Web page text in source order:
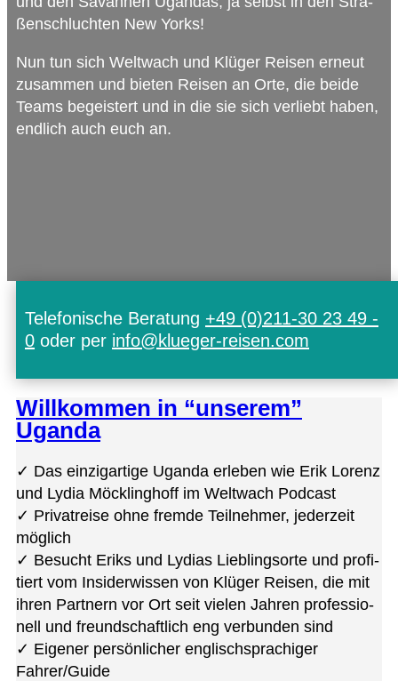
ßen­schluch­ten New Yorks!
Nun tun sich Welt­wach und Klü­ger Rei­sen erneut
zusam­men und bie­ten Rei­sen an Orte, die beide
Teams begeis­tert und in die sie sich ver­liebt haben,
end­lich auch euch an.
Telefonische Beratung +49 (0)211-30 23 49 -
0 oder per info@klueger-reisen.com
Willkommen in “unserem”
Uganda
✓ Das ein­zig­ar­tige Uganda erle­ben wie Erik Lorenz
und Lydia Möck­ling­hoff im Welt­wach Podcast
✓ Pri­vat­reise ohne fremde Teil­neh­mer, jeder­zeit
möglich
✓ Besucht Eriks und Lydias Lieb­lings­orte und pro­fi­
tiert vom Insi­der­wis­sen von Klü­ger Rei­sen, die mit
ihren Part­nern vor Ort seit vie­len Jah­ren pro­fes­sio­
nell und freund­schaft­lich eng ver­bun­den sind
✓ Eige­ner per­sön­li­cher eng­lisch­spra­chi­ger
Fahrer/Guide